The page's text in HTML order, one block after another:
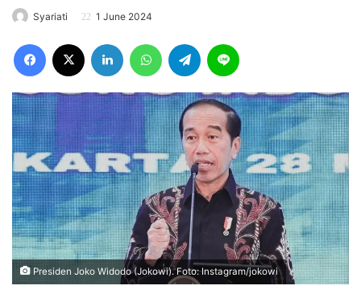
Syariati 1 June 2024
Facebook LinkedIn WhatsAppTelegram
Presiden Joko Widodo (Jokowi). Foto: Instagram/jokowi